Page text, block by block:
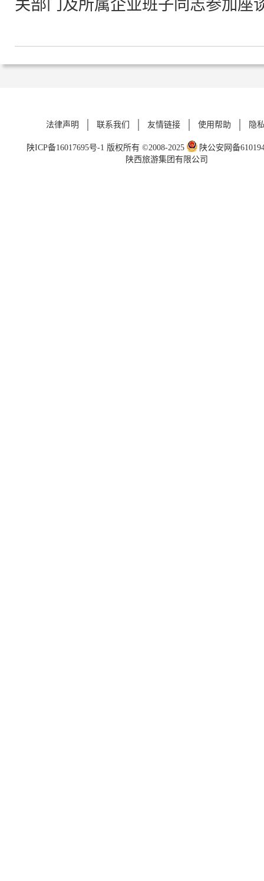
关部门及所属企业班子同志参加座
法律声明 联系我们 友情链接 使用帮助 隐
陕ICP备16017695号-1 版权所有 ©2008-2025
陕公安网备
陕西旅游集团有限公司